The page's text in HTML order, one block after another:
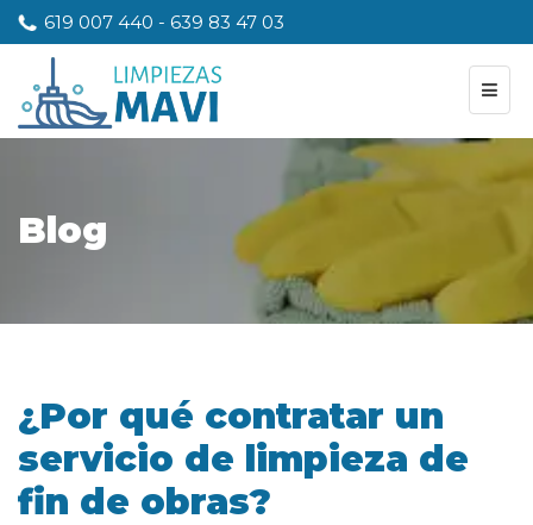
619 007 440 - 639 83 47 03
Blog
¿Por qué contratar un
servicio de limpieza de
fin de obras?